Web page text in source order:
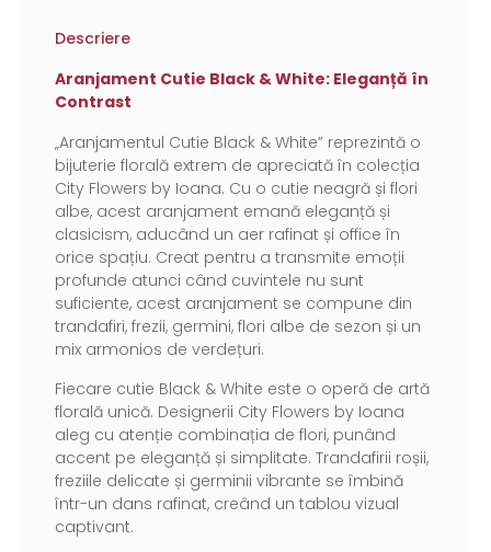
Descriere
Aranjament Cutie Black & White: Eleganță în
Contrast
„Aranjamentul Cutie Black & White” reprezintă o
bijuterie florală extrem de apreciată în colecția
City Flowers by Ioana. Cu o cutie neagră și flori
albe, acest aranjament emană eleganță și
clasicism, aducând un aer rafinat și office în
orice spațiu. Creat pentru a transmite emoții
profunde atunci când cuvintele nu sunt
suficiente, acest aranjament se compune din
trandafiri, frezii, germini, flori albe de sezon și un
mix armonios de verdețuri.
Fiecare cutie Black & White este o operă de artă
florală unică. Designerii City Flowers by Ioana
aleg cu atenție combinația de flori, punând
accent pe eleganță și simplitate. Trandafirii roșii,
freziile delicate și germinii vibrante se îmbină
într-un dans rafinat, creând un tablou vizual
captivant.